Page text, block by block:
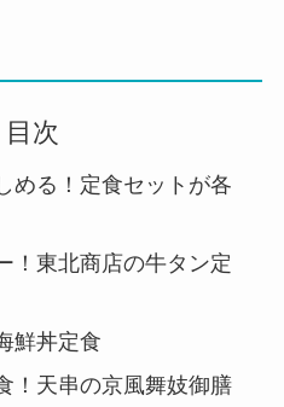
目次
める！定食セットが各
！東北商店の牛タン定
鮮丼定食
！天串の京風舞妓御膳